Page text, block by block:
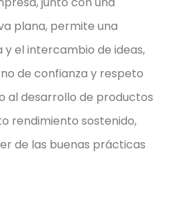
plana, permite una
el intercambio de ideas,
de confianza y respeto
al desarrollo de productos
rendimiento sostenido,
de las buenas prácticas